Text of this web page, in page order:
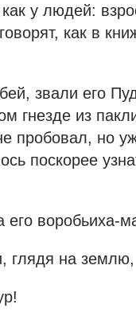
у людей:
как в
звали его
гнезде из
пробовал, но
поскорее
воробьиха-
глядя на землю,